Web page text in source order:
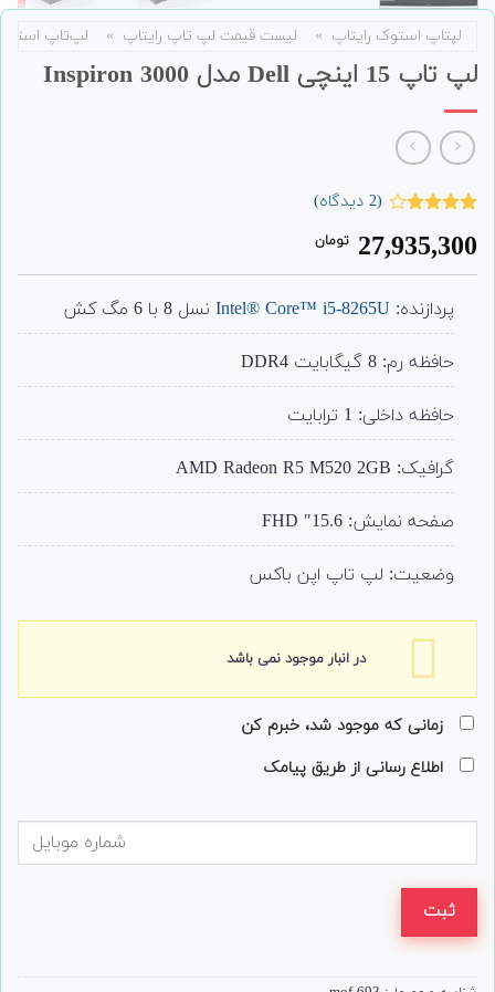
لپتاپ استوک رایتاپ » لیست قیمت لپ تاپ رایتاپ » لپ‌تاپ
لپ تاپ 15 اینچی Dell مدل Inspiron 3000
4.00
از 5
مشتری
(
2دیدگاه)
27,935,300 تومان
پردازنده: Intel® Core™ i5-8265Uنسل 8 با 6 مگ کش
حافظه رم: 8 گیگابایت DDR4
حافظه داخلی: 1 ترابایت
گرافیک: AMD Radeon R5 M520 2GB
صفحه نمایش: 15.6″ FHD
وضعیت: لپ تاپ اپن باکس
در انبار موجود نمی باشد
زمانی که موجود شد، خبرم کن
اطلاع رسانی از طریق پیامک
ثبت